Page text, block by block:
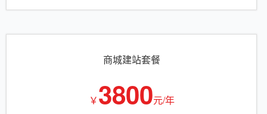
商城建站套餐
￥3800元/年